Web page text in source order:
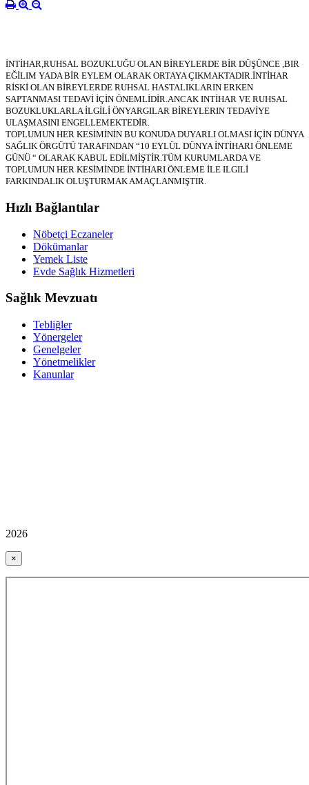
İNTİHAR,RUHSAL BOZUKLUĞU OLAN BİREYLERDE BİR DÜŞÜNCE ,BIR
EĞİLIM YADA BİR EYLEM OLARAK ORTAYA ÇIKMAKTADIR.İNTİHAR
RİSKİ OLAN BİREYLERDE RUHSAL HASTALIKLARIN ERKEN
SAPTANMASI TEDAVİ İÇİN ÖNEMLİDİR.ANCAK INTİHAR VE RUHSAL
BOZUKLUKLARLA İLGİLİ ÖNYARGILAR BİREYLERIN TEDAVİYE
ULAŞMASINI ENGELLEMEKTEDİR.
TOPLUMUN HER KESİMİNİN BU KONUDA DUYARLI OLMASI İÇİN DÜNYA
SAĞLIK ÖRGÜTÜ TARAFINDAN “10 EYLÜL DÜNYA İNTİHARI ÖNLEME
GÜNÜ “ OLARAK KABUL EDİLMİŞTİR.TÜM KURUMLARDA VE
TOPLUMUN HER KESİMİNDE İNTİHARI ÖNLEME İLE ILGILİ
FARKINDALIK OLUŞTURMAK AMAÇLANMIŞTIR.
Hızlı Bağlantılar
Nöbetçi Eczaneler
Dökümanlar
Yemek Liste
Evde Sağlık Hizmetleri
Sağlık Mevzuatı
Tebliğler
Yönergeler
Genelgeler
Yönetmelikler
Kanunlar
2026
×